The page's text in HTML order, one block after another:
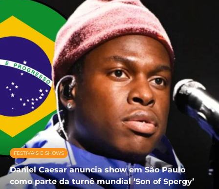
FESTIVAIS E SHOWS
Daniel Caesar anuncia show em São Paulo
como parte da turnê mundial ‘Son of Spergy’